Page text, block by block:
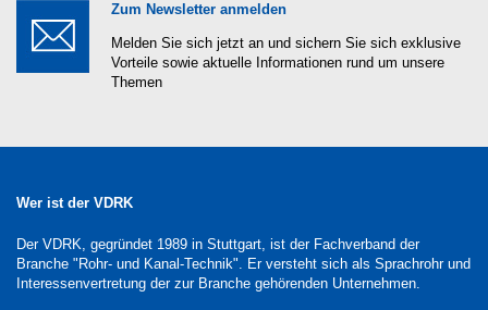
Zum Newsletter anmelden
Melden Sie sich jetzt an und sichern Sie sich exklusive
Vorteile sowie aktuelle Informationen rund um unsere
Themen
Wer ist der VDRK
Der VDRK, gegründet 1989 in Stuttgart, ist der Fachverband der
Branche "Rohr- und Kanal-Technik". Er versteht sich als Sprachrohr und
Interessenvertretung der zur Branche gehörenden Unternehmen.